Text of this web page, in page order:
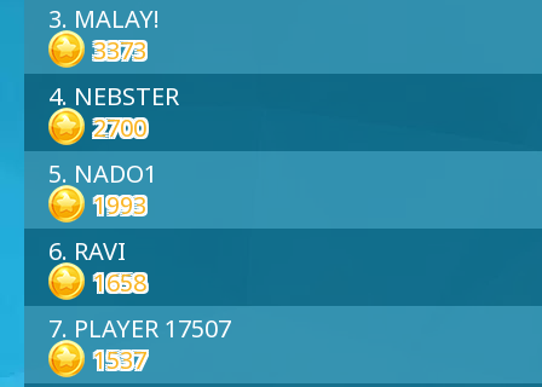
3. MALAY!
3373
4. NEBSTER
2700
5. NADO1
1993
6. RAVI
1658
7. PLAYER 17507
1537